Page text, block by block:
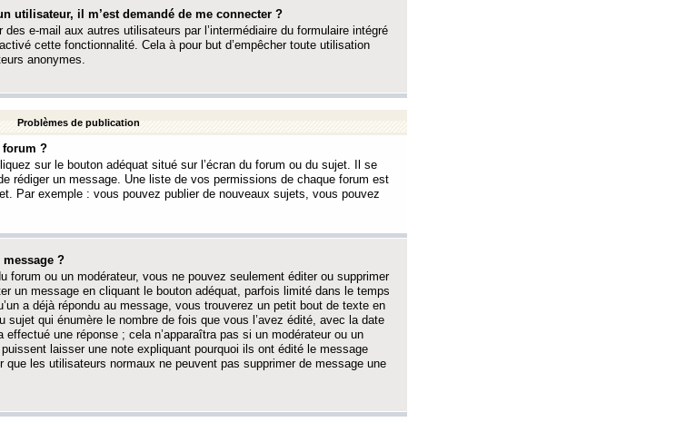
utilisateur, il m’est demandé de me connecter ?
e-mail aux autres utilisateurs par l’intermédiaire du formulaire intégré
cette fonctionnalité. Cela à pour but d’empêcher toute utilisation
anonymes.
Problèmes de publication
forum ?
sur le bouton adéquat situé sur l’écran du forum ou du sujet. Il se
rédiger un message. Une liste de vos permissions de chaque forum est
Par exemple : vous pouvez publier de nouveaux sujets, vous pouvez
?
forum ou un modérateur, vous ne pouvez seulement éditer ou supprimer
un message en cliquant le bouton adéquat, parfois limité dans le temps
a déjà répondu au message, vous trouverez un petit bout de texte en
qui énumère le nombre de fois que vous l’avez édité, avec la date
effectué une réponse ; cela n’apparaîtra pas si un modérateur ou un
laisser une note expliquant pourquoi ils ont édité le message
les utilisateurs normaux ne peuvent pas supprimer de message une